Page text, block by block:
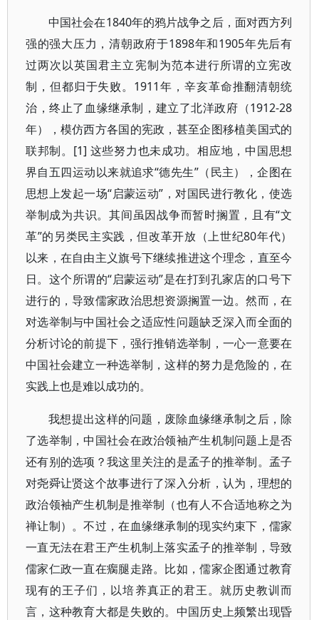
中国社会在1840年的鸦片战争之后，面对西方列
强的强大压力，清朝政府于1898年和1905年先后有
过两次以英国君主立宪制为范本进行所谓的立宪改
制，但都归于失败。1911年，辛亥革命推翻清朝统
治，终止了血缘继承制，建立了北洋政府（1912-28
年），模仿西方各国的宪政，甚至企图移植美国式的
联邦制。[1] 这些努力也未成功。相应地，中国思想
界自五四运动以来就追求“德先生”（民主），企图在
思想上发起一场“启蒙运动”，对国民进行教化，使选
举制成为共识。其间虽因战争而暂时搁置，且有“文
革”的另类民主实践，但改革开放（上世纪80年代）
以来，在自由主义旗号下继续推进这个理念，直至今
日。这个所谓的“启蒙运动”是在打到孔家店的口号下
进行的，导致儒家政治思想资源搁置一边。然而，在
对选举制与中国社会之适应性问题缺乏深入而全面的
分析讨论的前提下，强行推销选举制，一心一意要在
中国社会建立一种选举制，这样的努力是危险的，在
实践上也是难以成功的。
我想提出这样的问题，废除血缘继承制之后，除
了选举制，中国社会在政治领袖产生机制问题上是否
还有别的选项？我这里关注的是孟子的推举制。孟子
对尧舜让贤这个故事进行了深入分析，认为，理想的
政治领袖产生机制是推举制（也有人不合适地称之为
禅让制）。不过，在血缘继承制的现实约束下，儒家
一直无法在君王产生机制上落实孟子的推举制，导致
儒家仁政一直在瘸腿走路。比如，儒家企图通过教育
现有的王子们，以培养真正的君王。就历史教训而
言，这种教育大都是失败的。中国历史上频繁出现昏